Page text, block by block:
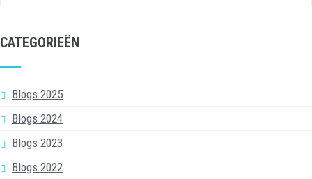
CATEGORIEËN
Blogs 2025
Blogs 2024
Blogs 2023
Blogs 2022